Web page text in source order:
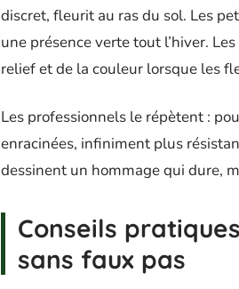
discret, fleurit au ras du sol. Les
une présence verte tout l’hiver.
relief et de la couleur lorsque les
Les professionnels le répètent :
enracinées, infiniment plus
dessinent un hommage qui dure,
Conseils
sans faux pas